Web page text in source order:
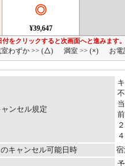
◎
¥39,647
をクリックすると次画面へと進みます。
わずか >> (△) 満室 >> (×) お
ャンセル規定
キャンセル可能日時